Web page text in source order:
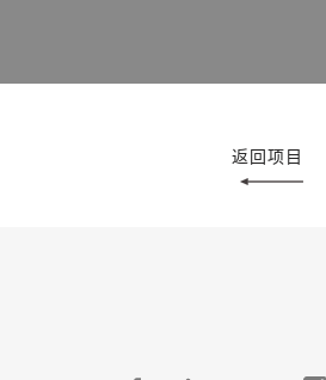
返回项目